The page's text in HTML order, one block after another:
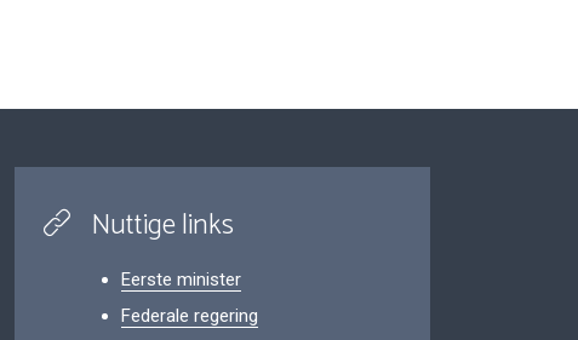
Nuttige links
Eerste minister
Federale regering